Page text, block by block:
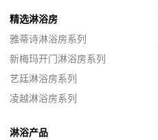
精选淋浴房
雅蒂诗淋浴房系列
新梅玛开门淋浴房系列
艺廷淋浴房系列
凌越淋浴房系列
淋浴产品